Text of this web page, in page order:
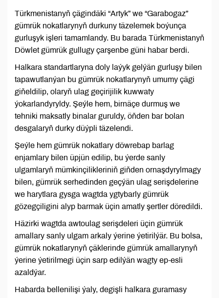
Türkmenistanyň çägindäki “Artyk” we “Garabogaz”
gümrük nokatlarynyň durkuny täzelemek boýunça
gurluşyk işleri tamamlandy. Bu barada Türkmenistanyň
Döwlet gümrük gullugy çarşenbe güni habar berdi.
Halkara standartlaryna doly laýyk gelýän gurluşy bilen
tapawutlanýan bu gümrük nokatlarynyň umumy çägi
giňeldilip, olaryň ulag geçirijilik kuwwaty
ýokarlandyryldy. Şeýle hem, birnäçe durmuş we
tehniki maksatly binalar guruldy, öňden bar bolan
desgalaryň durky düýpli täzelendi.
Şeýle hem gümrük nokatlary döwrebap barlag
enjamlary bilen üpjün edilip, bu ýerde sanly
ulgamlaryň mümkinçilikleriniň giňden ornaşdyrylmagy
bilen, gümrük serhedinden geçýän ulag serişdelerine
we harytlara gysga wagtda ygtybarly gümrük
gözegçiligini alyp barmak üçin amatly şertler döredildi.
Häzirki wagtda awtoulag serişdeleri üçin gümrük
amallary sanly ulgam arkaly ýerine ýetirilýär. Bu bolsa,
gümrük nokatlarynyň çäklerinde gümrük amallarynyň
ýerine ýetirilmegi üçin sarp edilýän wagty ep-esli
azaldýar.
Habarda bellenilişi ýaly, degişli halkara guramasy